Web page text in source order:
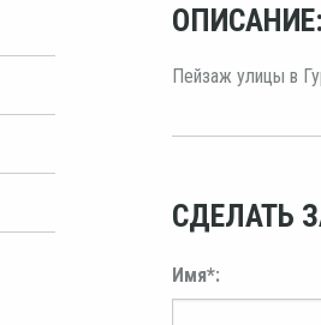
ОПИСАНИЕ:
Пейзаж улицы в
СДЕЛАТЬ
Имя*: